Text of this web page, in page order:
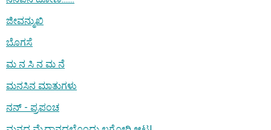
ಜೀವನ್ಮುಖಿ
ಬೊಗಸೆ
ಮ ನ ಸಿ ನ ಮ ನೆ
ಮನಸಿನ ಮಾತುಗಳು
ನನ್ - ಪ್ರಪಂಚ